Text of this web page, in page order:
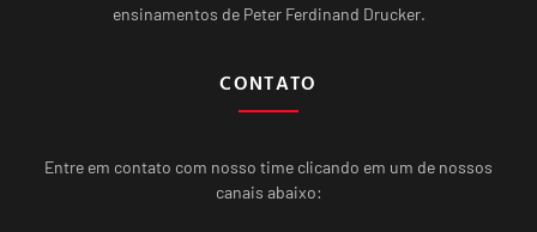
ensinamentos de Peter Ferdinand Drucker.
CONTATO
Entre em contato com nosso time clicando em um de nossos
canais abaixo: